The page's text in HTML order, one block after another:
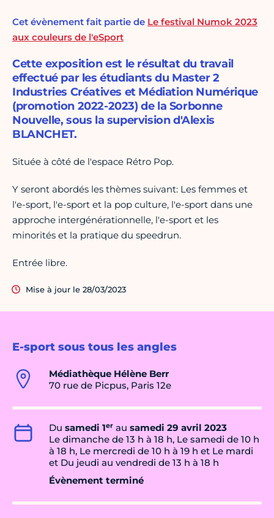
E-sport sous tous les angles
Médiathèque Hélène Berr
70 rue de Picpus, Paris 12e
Du samedi 1er au samedi 29 avril 2023
Le dimanche de 13 h à 18 h, Le samedi de 10 h
à 18 h, Le mercredi de 10 h à 19 h et Le mardi
et Du jeudi au vendredi de 13 h à 18 h
Évènement terminé
Cet évènement fait partie de Le festival Numok 2023
aux couleurs de l'eSport
Cette exposition est le résultat du travail
effectué par les étudiants du Master 2
Industries Créatives et Médiation Numérique
(promotion 2022-2023) de la Sorbonne
Nouvelle, sous la supervision d'Alexis
BLANCHET.
Située à côté de l'espace Rétro Pop.
Y seront abordés les thèmes suivant: Les femmes et
l'e-sport, l'e-sport et la pop culture, l'e-sport dans une
approche intergénérationnelle, l'e-sport et les
minorités et la pratique du speedrun.
Entrée libre.
Mise à jour le 28/03/2023